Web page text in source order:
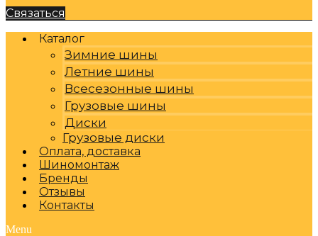
Связаться
Каталог
Зимние шины
Летние шины
Всесезонные шины
Грузовые шины
Диски
Грузовые диски
Оплата, доставка
Шиномонтаж
Бренды
Отзывы
Контакты
Menu